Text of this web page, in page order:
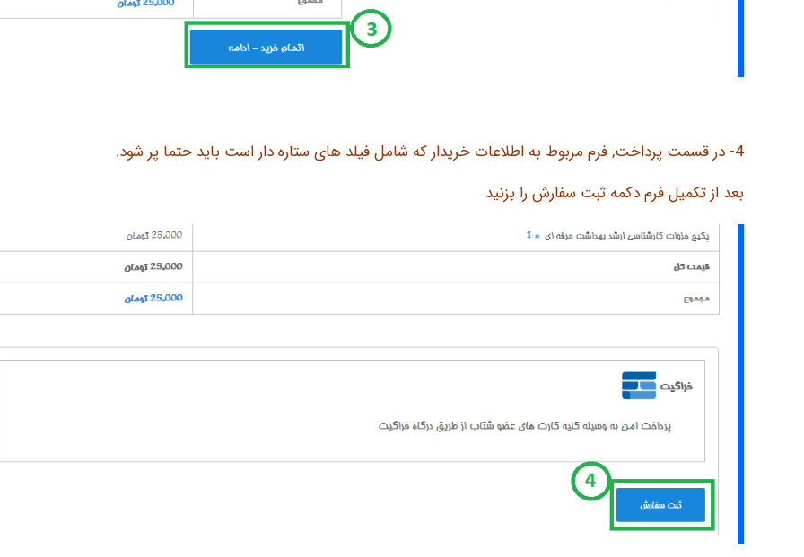
4- در قسمت پرداخت, فرم مربوط به اطلاعات خریدار که شامل فیلد های ستاره دار است باید حتما پر شود.
بعد از تکمیل فرم دکمه ثبت سفارش را بزنید